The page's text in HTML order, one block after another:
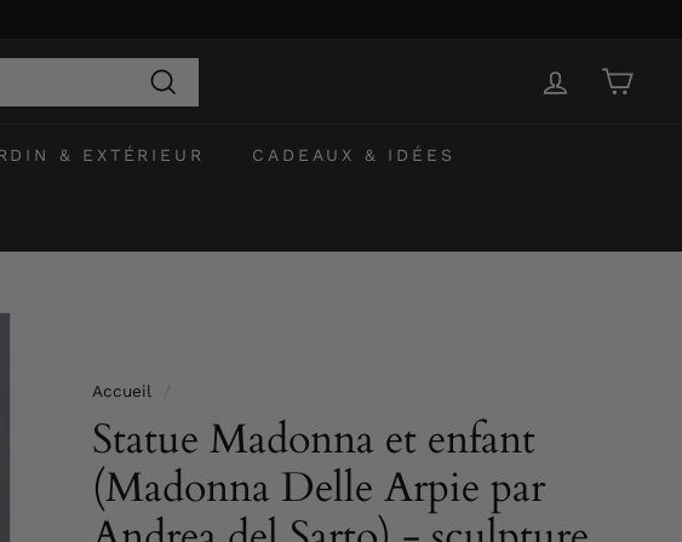
Recherche
& EXTÉRIEUR CADEAUX & IDÉES
Accueil
Statue Madonna et enfant
(Madonna Delle Arpie par